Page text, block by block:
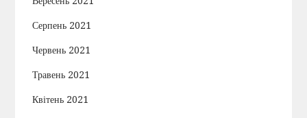
Серпень 2021
Червень 2021
Травень 2021
Квітень 2021